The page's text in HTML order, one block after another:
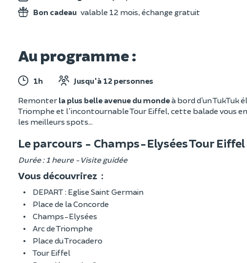
Bon cadeau valable 12 mois, échange gratuit
Au programme :
1h Jusqu'à 12 personnes
Remonter la plus belle avenue du mondeà bord d’un TukTuk
Triomphe et l'incontournable Tour Eiffel, cette balade vous
les meilleurs spots...
Le parcours - Champs-Elysées Tour Eiffel
Durée : 1 heure - Visite guidée
Vous découvrirez :
DEPART : Eglise Saint Germain
Place de la Concorde
Champs-Elysées
Arc de Triomphe
Place du Trocadero
Tour Eiffel